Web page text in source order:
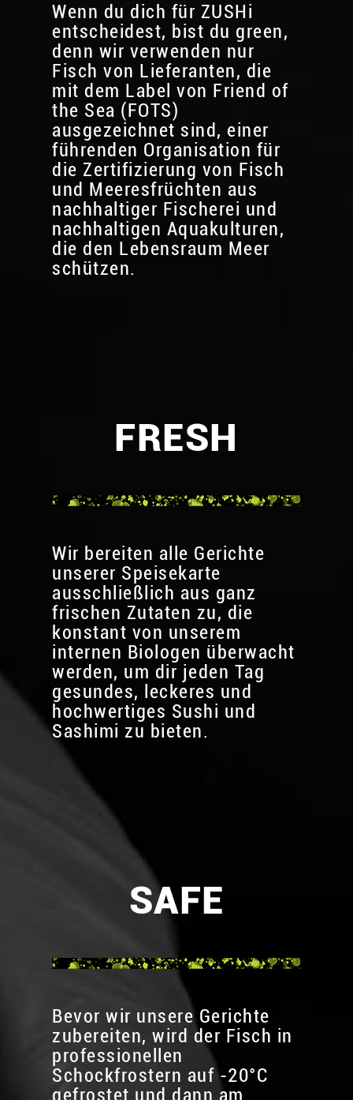
Wenn du dich für ZUSHi
entscheidest, bist du green,
denn wir verwenden nur
Fisch von Lieferanten, die
mit dem Label von Friend of
the Sea (FOTS)
ausgezeichnet sind, einer
führenden Organisation für
die Zertifizierung von Fisch
und Meeresfrüchten aus
nachhaltiger Fischerei und
nachhaltigen Aquakulturen,
die den Lebensraum Meer
schützen.
FRESH
Wir bereiten alle Gerichte
unserer Speisekarte
ausschließlich aus ganz
frischen Zutaten zu, die
konstant von unserem
internen Biologen überwacht
werden, um dir jeden Tag
gesundes, leckeres und
hochwertiges Sushi und
Sashimi zu bieten.
SAFE
Bevor wir unsere Gerichte
zubereiten, wird der Fisch in
professionellen
Schockfrostern auf -20°C
gefrostet und dann am